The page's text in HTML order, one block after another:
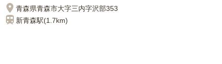
青森県青森市大字三内字沢部353
新青森駅(1.7km)